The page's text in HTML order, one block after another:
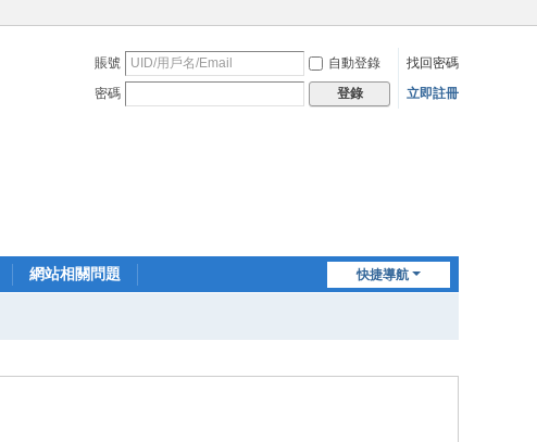
賬號 自動登錄
找回密碼
密碼
登錄 立即註冊
快捷導航
網站相關問題